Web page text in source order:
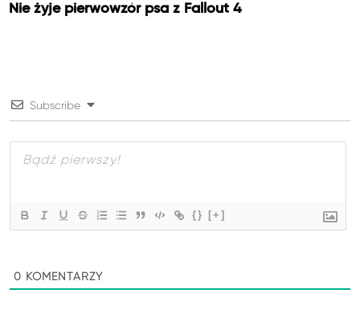
Nie żyje pierwowzór psa z Fallout 4
Subscribe
{} [+]
0 KOMENTARZY